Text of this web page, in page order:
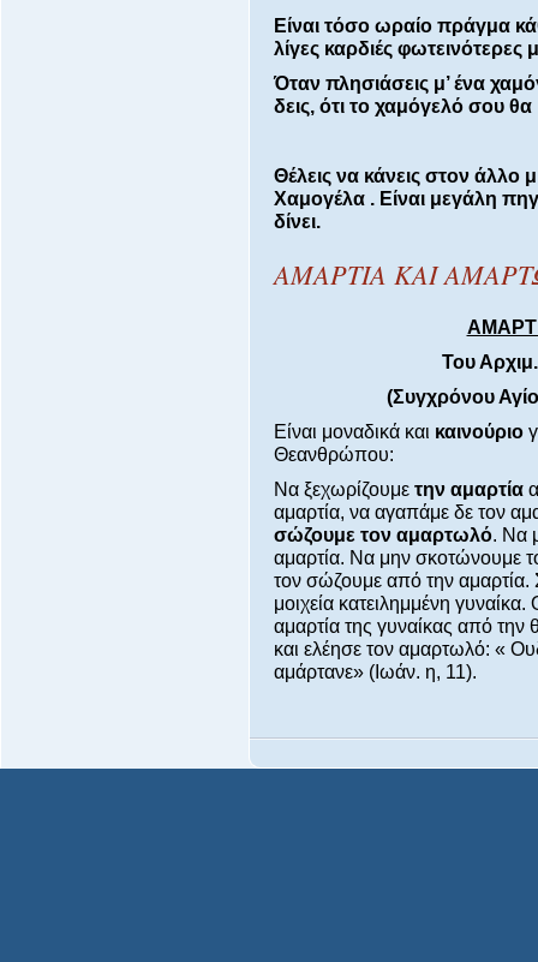
Είναι τόσο ωραίο πράγμα
λίγες καρδιές
Όταν πλησιάσεις μ’ ένα
δεις, ότι το χαμόγελό σου
Θέλεις να κάνεις στον άλλο
Χαμογέλα . Είναι μεγάλη
δίνει.
ΑΜΑΡΤΙΑ ΚΑΙ
Του
(Συγχρόνου
Είναι μοναδικά και καινούριο
Θεανθρώπου:
Να ξεχωρίζουμε την αμαρτία
αμαρτία, να αγαπάμε δε τον
σώζουμε τον αμαρτωλό. Να
αμαρτία. Να μην σκοτώνουμε
τον σώζουμε από την αμαρτία.
μοιχεία κατειλημμένη
αμαρτία της γυναίκας από την
και ελέησε τον αμαρτωλό: «
αμάρτανε» (Ιωάν. η, 11).